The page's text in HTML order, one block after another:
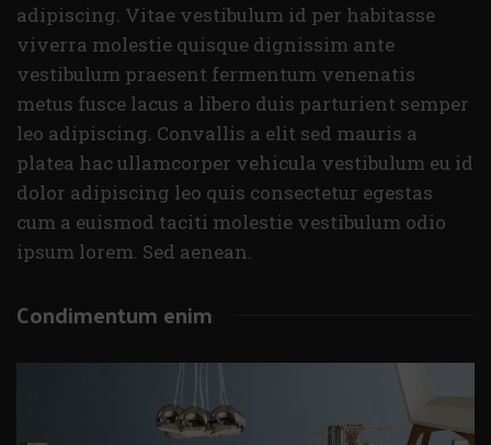
adipiscing. Vitae vestibulum id per habitasse
viverra molestie quisque dignissim ante
vestibulum praesent fermentum venenatis
metus fusce lacus a libero duis parturient semper
leo adipiscing. Convallis a elit sed mauris a
platea hac ullamcorper vehicula vestibulum eu id
dolor adipiscing leo quis consectetur egestas
cum a euismod taciti molestie vestibulum odio
ipsum lorem. Sed aenean.
Condimentum enim